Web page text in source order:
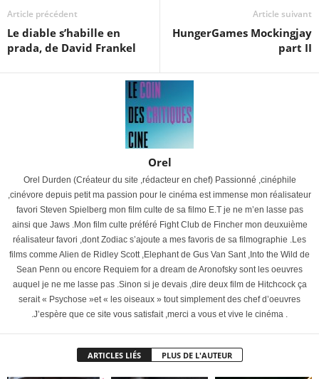
Article précédent
Le diable s’habille en
prada, de David Frankel
Article suivant
HungerGames Mockingjay
part II
Orel
Orel Durden (Créateur du site ,rédacteur en chef) Passionné ,cinéphile
,cinévore depuis petit ma passion pour le cinéma est immense mon réalisateur
favori Steven Spielberg mon film culte de sa filmo E.T je ne m’en lasse pas
ainsi que Jaws .Mon film culte préféré Fight Club de Fincher mon deuxuième
réalisateur favori ,dont Zodiac s’ajoute a mes favoris de sa filmographie .Les
films comme Alien de Ridley Scott ,Elephant de Gus Van Sant ,Into the Wild de
Sean Penn ou encore Requiem for a dream de Aronofsky sont les oeuvres
auquel je ne me lasse pas .Sinon si je devais ,dire deux film de Hitchcock ça
serait « Psychose »et « les oiseaux » tout simplement des chef d’oeuvres
.J’espère que ce site vous satisfait ,merci a vous et vive le cinéma .
ARTICLES LIÉS PLUS DE L'AUTEUR